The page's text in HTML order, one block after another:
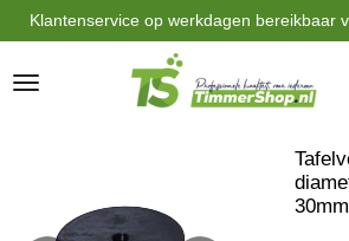
Ga
direct
naar
de
Klantenservice op werkdagen bereikbaar